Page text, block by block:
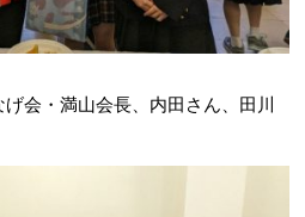
会・満山会長、内田さん、田川